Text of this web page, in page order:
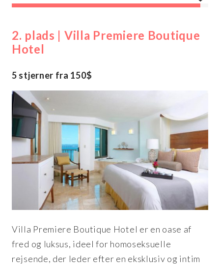
2. plads | Villa Premiere Boutique
Hotel
5 stjerner fra 150$
Villa Premiere Boutique Hotel er en oase af
fred og luksus, ideel for homoseksuelle
rejsende, der leder efter en eksklusiv og intim